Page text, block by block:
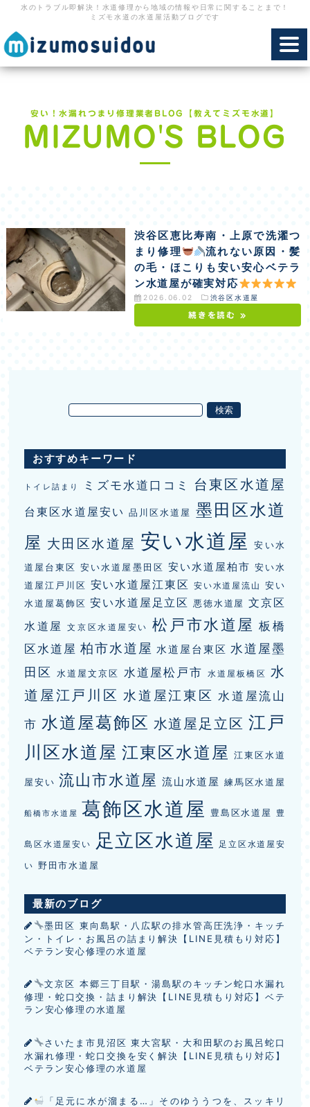
水のトラブル即解決！水道修理から地域の情報や日常に関することまで！
ミズモ水道の水道屋活動ブログです
安い！水漏れつまり修理業者BLOG【教えてミズモ水道】
MIZUMO'S BLOG
渋谷区恵比寿南・上原で洗濯つ
まり修理
流れない原因・髪
の毛・ほこりも安い安心ベテラ
ン水道屋が確実対応
2026.06.02 渋谷区水道屋
続きを読む »
おすすめキーワード
トイレ詰まり ミズモ水道口コミ 台東区水道屋
台東区水道屋安い 品川区水道屋
墨田区水道
屋 大田区水道屋 安い水道屋
安い水
道屋台東区 安い水道屋墨田区 安い水道屋柏市 安い水
道屋江戸川区 安い水道屋江東区 安い水道屋流山
安い
水道屋葛飾区 安い水道屋足立区 悪徳水道屋
文京区
水道屋
文京区水道屋安い 松戸市水道屋 板橋
区水道屋 柏市水道屋 水道屋台東区 水道屋墨
田区
水道屋文京区 水道屋松戸市 水道屋板橋区
水
道屋江戸川区 水道屋江東区 水道屋流山
市 水道屋葛飾区 水道屋足立区 江戸
川区水道屋 江東区水道屋 江東区水道
屋安い 流山市水道屋 流山水道屋 練馬区水道屋
船橋市水道屋 葛飾区水道屋 豊島区水道屋 豊
島区水道屋安い 足立区水道屋 足立区水道屋安
い 野田市水道屋
最新のブログ
墨田区 東向島駅・八広駅の排水管高圧洗浄・キッチ
ン・トイレ・お風呂の詰まり解決【LINE見積もり対応】
ベテラン安心修理の水道屋
文京区 本郷三丁目駅・湯島駅のキッチン蛇口水漏れ
修理・蛇口交換・詰まり解決【LINE見積もり対応】ベテ
ラン安心修理の水道屋
さいたま市見沼区 東大宮駅・大和田駅のお風呂蛇口
水漏れ修理・蛇口交換を安く解決【LINE見積もり対応】
ベテラン安心修理の水道屋
「足元に水が溜まる…」そのゆううつを、スッキリ